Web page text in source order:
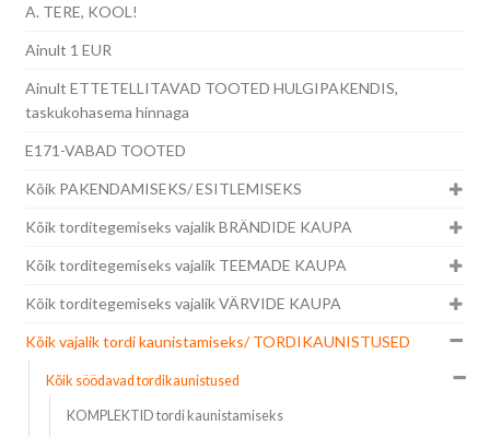
A. TERE, KOOL!
Ainult 1 EUR
Ainult ETTETELLITAVAD TOOTED HULGIPAKENDIS,
taskukohasema hinnaga
E171-VABAD TOOTED
Kõik PAKENDAMISEKS/ ESITLEMISEKS
Kõik torditegemiseks vajalik BRÄNDIDE KAUPA
Kõik torditegemiseks vajalik TEEMADE KAUPA
Kõik torditegemiseks vajalik VÄRVIDE KAUPA
Kõik vajalik tordi kaunistamiseks/ TORDIKAUNISTUSED
Kõik söödavad tordikaunistused
KOMPLEKTID tordi kaunistamiseks